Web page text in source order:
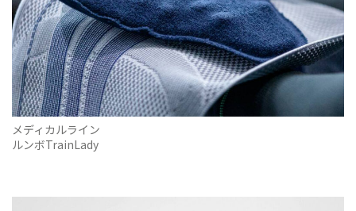
メディカルライン
ルンボTrainLady